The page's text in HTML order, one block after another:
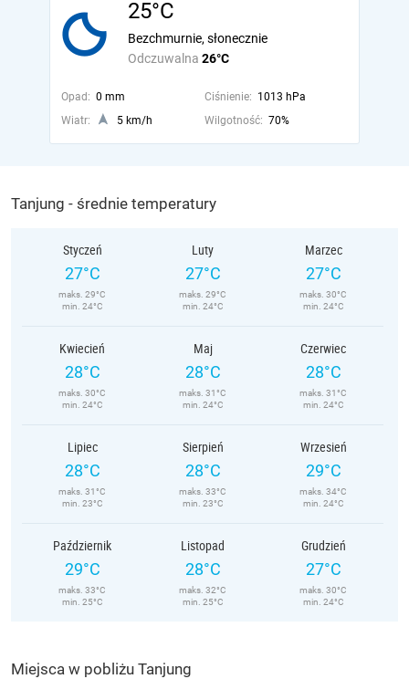
25°C
Odczuwalna 26°C
Bezchmurnie, słonecznie
Opad: 0 mm Ciśnienie: 1013 hPa
Wiatr:
5 km/h Wilgotność: 70%
Tanjung - średnie temperatury
Styczeń
27°C
maks. 29°C
min. 24°C
Luty
27°C
maks. 29°C
min. 24°C
Marzec
27°C
maks. 30°C
min. 24°C
Kwiecień
28°C
maks. 30°C
min. 24°C
Maj
28°C
maks. 31°C
min. 24°C
Czerwiec
28°C
maks. 31°C
min. 24°C
Lipiec
28°C
maks. 31°C
min. 23°C
Sierpień
28°C
maks. 33°C
min. 23°C
Wrzesień
29°C
maks. 34°C
min. 24°C
Październik
29°C
maks. 33°C
min. 25°C
Listopad
28°C
maks. 32°C
min. 25°C
Grudzień
27°C
maks. 30°C
min. 24°C
Miejsca w pobliżu Tanjung